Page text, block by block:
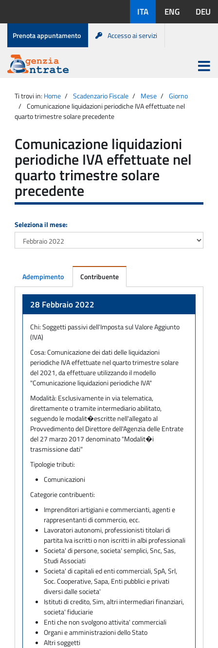
contenuto
disponibili:
ITA ENG DEU
Menu
di
servizio
Prenota appuntamento Accesso ai servizi
Agenzia
Entrate
Apri
menu
principale
Ti trovi in: Home Scadenzario Fiscale Mese
Giorno
Comunicazione liquidazioni periodiche IVA effettuate nel
quarto trimestre solare precedente
Comunicazione liquidazioni
periodiche IVA effettuate nel
quarto trimestre solare
precedente
Seleziona il mese:
Adempimento Contribuente
28 Febbraio 2022
Chi:Soggetti passivi dell'Imposta sul Valore Aggiunto
(IVA)
Cosa:Comunicazione dei dati delle liquidazioni
periodiche IVA effettuate nel quarto trimestre solare
del 2021, da effettuare utilizzando il modello
"Comunicazione liquidazioni periodiche IVA"
Modalità: Esclusivamente in via telematica,
direttamente o tramite intermediario abilitato,
seguendo le modalit�escritte nell'allegato al
Provvedimento del Direttore dell'Agenzia delle Entrate
del 27 marzo 2017 denominato "Modalit�i
trasmissione dati"
Tipologie tributi:
Comunicazioni
Categorie contribuenti:
Imprenditori artigiani e commercianti, agenti e
rappresentanti di commercio, ecc.
Lavoratori autonomi, professionisti titolari di
partita Iva iscritti o non iscritti in albi professionali
Societa' di persone, societa' semplici, Snc, Sas,
Studi Associati
Societa' di capitali ed enti commerciali, SpA, Srl,
Soc. Cooperative, Sapa, Enti pubblici e privati
diversi dalle societa'
Istituti di credito, Sim, altri intermediari finanziari,
societa' fiduciarie
Enti che non svolgono attivita' commerciali
Organi e amministrazioni dello Stato
Altri soggetti